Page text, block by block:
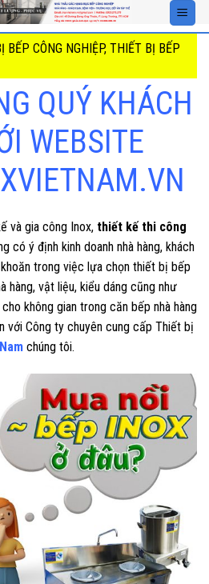
BẾP CÔNG NGHIỆP, THIẾT BỊ BẾP
QUÝ KHÁCH
WEBSITE
và gia công Inox, thiết kế thi công
có ý định kinh doanh nhà hàng, khách
trong việc lựa chọn thiết bị bếp
hàng, vật liệu, kiểu dáng cũng như
không gian trong căn bếp nhà hàng
với Công ty chuyên cung cấp Thiết bị
chúng tôi.